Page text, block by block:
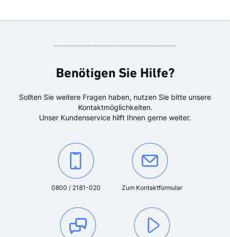
Benötigen Sie Hilfe?
Sollten Sie weitere Fragen haben, nutzen Sie bitte unsere
Kontaktmöglichkeiten.
Unser Kundenservice hilft Ihnen gerne weiter.
Kontaktieren Sie uns unter der Telefonnummer:
0800 / 2181-020 Oder kontaktieren Sie uns über das
Zum Kontaktformular